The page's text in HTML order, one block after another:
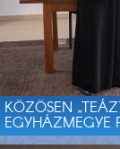
KÖZÖSEN
EGYHÁZMEGYE